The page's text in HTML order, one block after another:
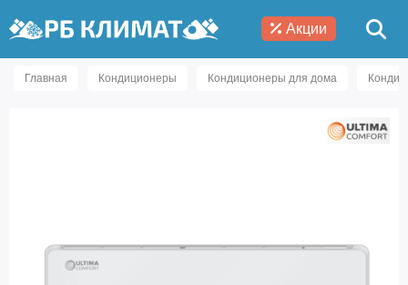
Акции
Главная Кондиционеры Кондиционеры для дома